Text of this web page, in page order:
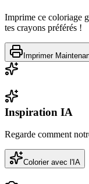
Imprime ce coloriage
tes crayons préférés !
Imprimer
Inspiration IA
Regarde comment
Colorier avec l'IA